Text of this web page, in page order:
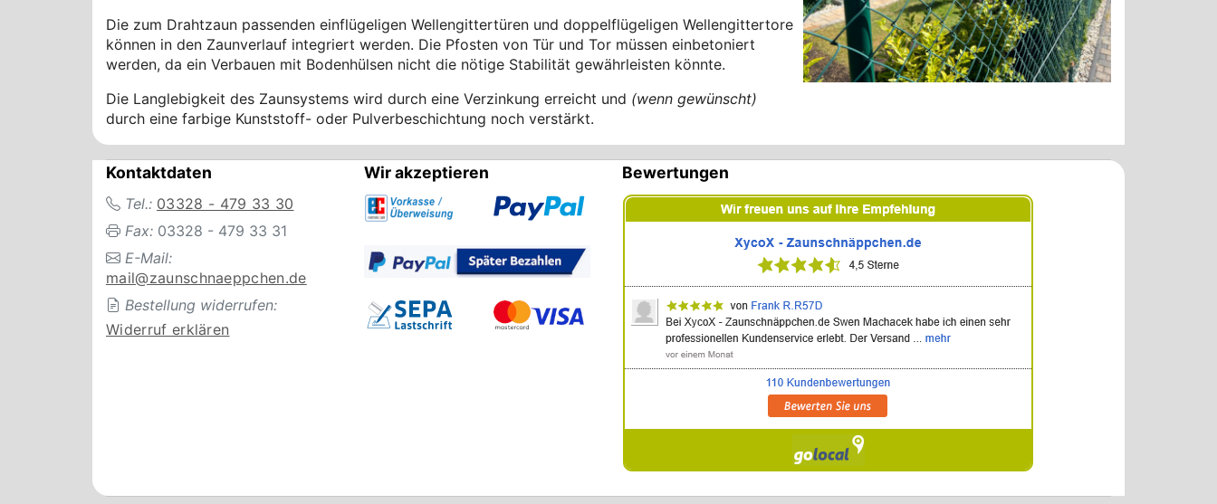
Die zum Drahtzaun passenden einflügeligen Wellengittertüren und doppelflügeligen Wellengittertore
können in den Zaunverlauf integriert werden. Die Pfosten von Tür und Tor müssen einbetoniert
werden, da ein Verbauen mit Bodenhülsen nicht die nötige Stabilität gewährleisten könnte.
Die Langlebigkeit des Zaunsystems wird durch eine Verzinkung erreicht und (wenn gewünscht)
durch eine farbige Kunststoff- oder Pulverbeschichtung noch verstärkt.
Kontaktdaten
Tel.: 03328 - 479 33 30
Fax: 03328 - 479 33 31
E-Mail:
mail@zaunschnaeppchen.de
Bestellung widerrufen:
Widerruf erklären
Wir akzeptieren Bewertungen